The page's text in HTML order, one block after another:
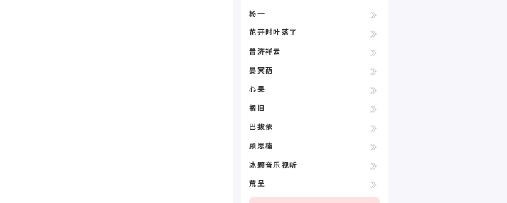
杨一
花开时叶落了
普济祥云
晏冥荫
心果
搁旧
巴拔依
顾思楠
冰颗音乐视听
荒呈